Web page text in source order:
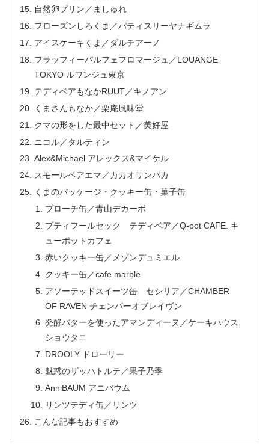
自然卵プリン／ましゅれ
フローズンしろくま／パティスリーヤナギムラ
アイスケーキくま／ダルチアーノ
フラッフィーパルフェフロマージュ／LOUANGE
TOKYO ルワンジュ東京
テディベアもなかRUUT／キノアン
くまさんもなか／栗庵風味堂
クマの形をした最中セット／美好屋
ニコル／タルティン
Alex&Michael アレックス&マイケル
スモールベアエマ／カカオサンパカ
くまのパッケージ・クッキー缶・菓子缶
ブローチ缶／青山デカーボ
プティフールセック テディベア／Q-pot CAFE. キ
ューポットカフェ
赤いクッキー缶／メゾンデュミエル
クッキー缶／cafe marble
アソーテッドスイーツ缶 セシリア／CHAMBER
OF RAVEN チェンバーオブレイヴン
発酵バターを使ったアマンディーヌ／ケーキハウス
ショウタニ
DROOLY ドローリー
魅惑のザッハトルテ／果子乃季
AnniBAUM アニバウム
リンツテディ缶／リンツ
こんな記事もおすすめ